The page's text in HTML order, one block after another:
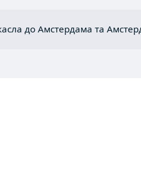
до Амстердама та